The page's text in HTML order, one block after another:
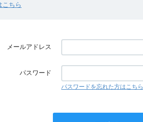
こちら
メールアドレス
パスワード
パスワードを忘れた方はこちら